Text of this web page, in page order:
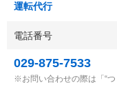
運転代行
電話番号
029-875-7533
お問い合わせの際は「“